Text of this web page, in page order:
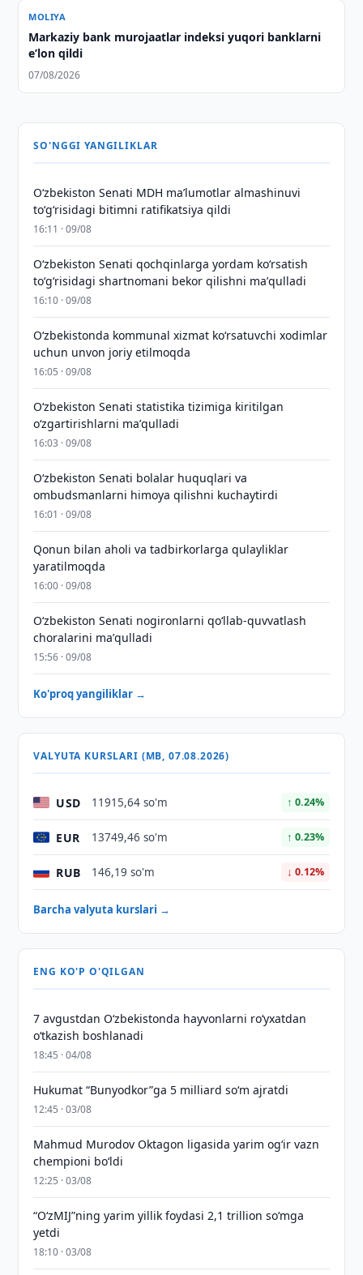
MOLIYA
Markaziy bank murojaatlar indeksi yuqori banklarni
eʼlon qildi
07/08/2026
SO'NGGI YANGILIKLAR
Oʻzbekiston Senati MDH maʼlumotlar almashinuvi
toʻgʻrisidagi bitimni ratifikatsiya qildi
16:11 · 09/08
Oʻzbekiston Senati qochqinlarga yordam koʻrsatish
toʻgʻrisidagi shartnomani bekor qilishni maʼqulladi
16:10 · 09/08
Oʻzbekistonda kommunal xizmat koʻrsatuvchi xodimlar
uchun unvon joriy etilmoqda
16:05 · 09/08
Oʻzbekiston Senati statistika tizimiga kiritilgan
oʻzgartirishlarni maʼqulladi
16:03 · 09/08
Oʻzbekiston Senati bolalar huquqlari va
ombudsmanlarni himoya qilishni kuchaytirdi
16:01 · 09/08
Qonun bilan aholi va tadbirkorlarga qulayliklar
yaratilmoqda
16:00 · 09/08
Oʻzbekiston Senati nogironlarni qoʻllab-quvvatlash
choralarini maʼqulladi
15:56 · 09/08
Ko'proq yangiliklar →
VALYUTA KURSLARI (MB, 07.08.2026)
USD 11915,64 so'm ↑ 0.24%
EUR 13749,46 so'm ↑ 0.23%
RUB 146,19 so'm ↓ 0.12%
Barcha valyuta kurslari →
ENG KO'P O'QILGAN
7 avgustdan O‘zbekistonda hayvonlarni ro‘yxatdan
o‘tkazish boshlanadi
18:45 · 04/08
Hukumat “Bunyodkor”ga 5 milliard so‘m ajratdi
12:45 · 03/08
Mahmud Murodov Oktagon ligasida yarim og‘ir vazn
chempioni bo‘ldi
12:25 · 03/08
“O‘zMIJ”ning yarim yillik foydasi 2,1 trillion so‘mga
yetdi
18:10 · 03/08